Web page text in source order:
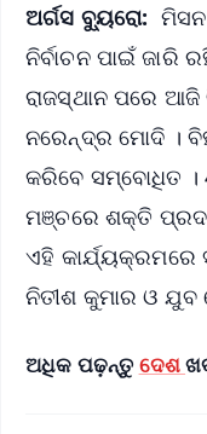
ଅର୍ଗସ ବ୍ୟୁରୋ:
ନିର୍ବାଚନ ପାଇଁ ଜାରି
ରାଜସ୍ଥାନ ପରେ
ନରେନ୍ଦ୍ର ମୋଦି ।
କରିବେ ସମ୍ବୋଧିତ ।
ମଞ୍ଚରେ ଶକ୍ତି
ଏହି କାର୍ଯ୍ୟକ୍ରମରେ
ନିତୀଶ କୁମାର ଓ ଯୁବ
ଅଧିକ ପଢ଼ନ୍ତୁ ଦେଶ